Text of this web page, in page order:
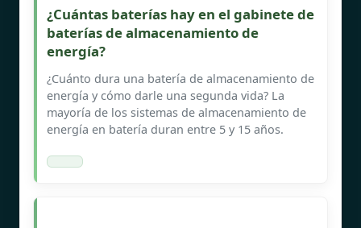
¿Cuántas baterías hay en el gabinete de
baterías de almacenamiento de
energía?
¿Cuánto dura una batería de almacenamiento de
energía y cómo darle una segunda vida? La
mayoría de los sistemas de almacenamiento de
energía en batería duran entre 5 y 15 años.